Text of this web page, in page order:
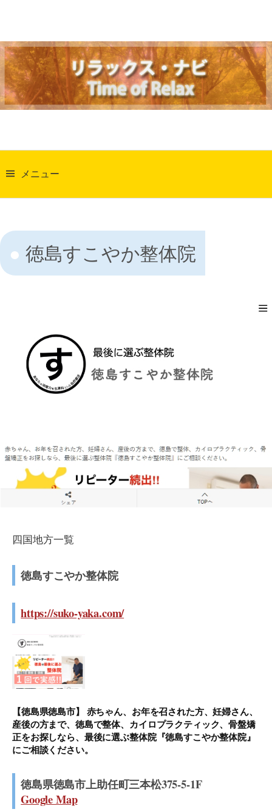
テ
ン
ツ
へ
ス
メニュー
検
徳島すこやか整体院
四国地方一覧
徳島すこやか整体院
https://suko-yaka.com/
【徳島県徳島市】 赤ちゃん、お年を召された方、妊婦さん、
産後の方まで、徳島で整体、カイロプラクティック、骨盤矯
正をお探しなら、最後に選ぶ整体院『徳島すこやか整体院』
にご相談ください。
徳島県徳島市上助任町三本松375-5-1F
Google Map